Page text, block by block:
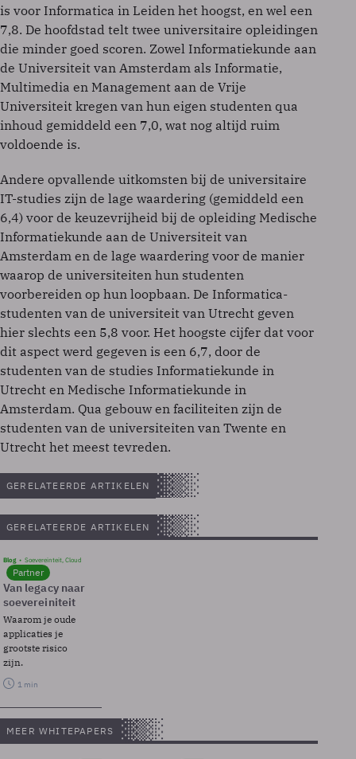
is voor Informatica in Leiden het hoogst, en wel een
7,8. De hoofdstad telt twee universitaire opleidingen
die minder goed scoren. Zowel Informatiekunde aan
de Universiteit van Amsterdam als Informatie,
Multimedia en Management aan de Vrije
Universiteit kregen van hun eigen studenten qua
inhoud gemiddeld een 7,0, wat nog altijd ruim
voldoende is.
Andere opvallende uitkomsten bij de universitaire
IT-studies zijn de lage waardering (gemiddeld een
6,4) voor de keuzevrijheid bij de opleiding Medische
Informatiekunde aan de Universiteit van
Amsterdam en de lage waardering voor de manier
waarop de universiteiten hun studenten
voorbereiden op hun loopbaan. De Informatica-
studenten van de universiteit van Utrecht geven
hier slechts een 5,8 voor. Het hoogste cijfer dat voor
dit aspect werd gegeven is een 6,7, door de
studenten van de studies Informatiekunde in
Utrecht en Medische Informatiekunde in
Amsterdam. Qua gebouw en faciliteiten zijn de
studenten van de universiteiten van Twente en
Utrecht het meest tevreden.
GERELATEERDE ARTIKELEN
GERELATEERDE ARTIKELEN
Blog Soevereinteit, Cloud
Partner
Van legacy naar
soevereiniteit
Waarom je oude
applicaties je
grootste risico
zijn.
1 min
MEER WHITEPAPERS